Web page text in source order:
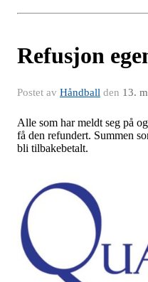
Refusjon
Postet av Håndball den 13.
Alle som har meldt seg på
få den refundert. Summen
bli tilbakebetalt.